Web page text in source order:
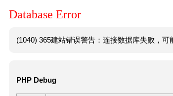
Database Error
(1040) 365建站错误警告：连接数据库失败，
PHP Debug